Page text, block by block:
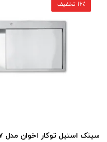
سینک استیل توکار اخوان مدل 357
16٪ تخفیف